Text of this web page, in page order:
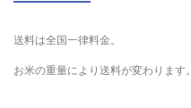
送料は全国一律料金。
お米の重量により送料が変わります。